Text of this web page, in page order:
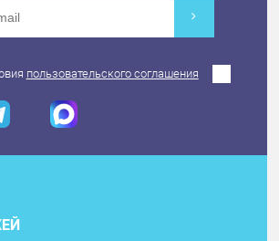
пользовательского соглашения